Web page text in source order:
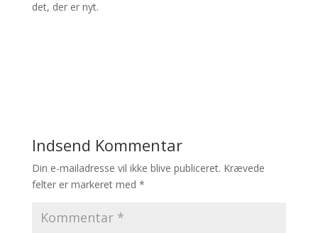
det, der er nyt.
Indsend Kommentar
Din e-mailadresse vil ikke blive publiceret. Krævede
felter er markeret med *